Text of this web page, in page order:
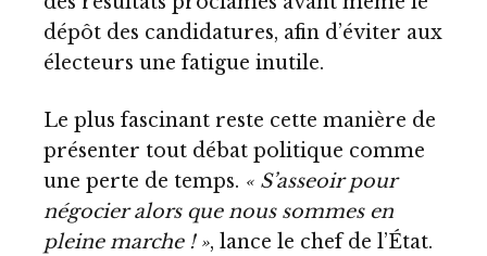
dépôt des candidatures, afin d’éviter aux
électeurs une fatigue inutile.
Le plus fascinant reste cette manière de
présenter tout débat politique comme
une perte de temps. « S’asseoir pour
négocier alors que nous sommes en
pleine marche ! », lance le chef de l’État.